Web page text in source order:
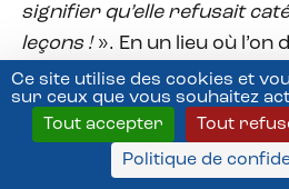
Ce site utilise des cookies et
sur ceux que vous souhaitez
Tout accepter
Tout
Politique de
signifier qu’elle refusait
leçons ! ». En un lieu où l’on
savoirs jusqu’à bac plus 8
donc particulièrement
d’honorer une artiste qui
cursus académique ou